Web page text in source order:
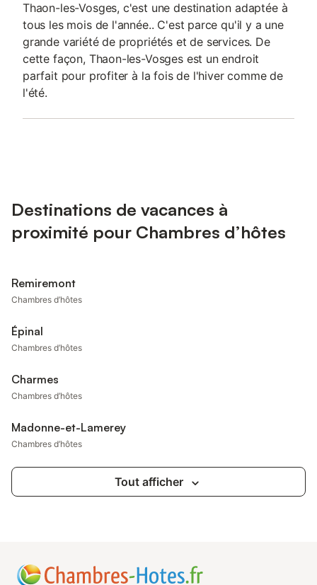
Thaon-les-Vosges, c'est une destination adaptée à
tous les mois de l'année.. C'est parce qu'il y a une
grande variété de propriétés et de services. De
cette façon, Thaon-les-Vosges est un endroit
parfait pour profiter à la fois de l'hiver comme de
l'été.
Destinations de vacances à
proximité pour Chambres d’hôtes
Remiremont
Chambres d’hôtes
Épinal
Chambres d’hôtes
Charmes
Chambres d’hôtes
Madonne-et-Lamerey
Chambres d’hôtes
Tout afficher